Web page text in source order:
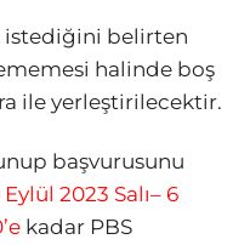
istediğini belirten
halinde boş
ile yerleştirilecektir.
başvurusunu
Eylül 2023 Salı– 6
kadar PBS